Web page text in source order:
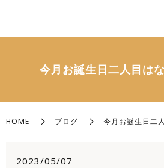
今月お誕生日二人目は
HOME ブログ 今月お誕生日二
2023/05/07